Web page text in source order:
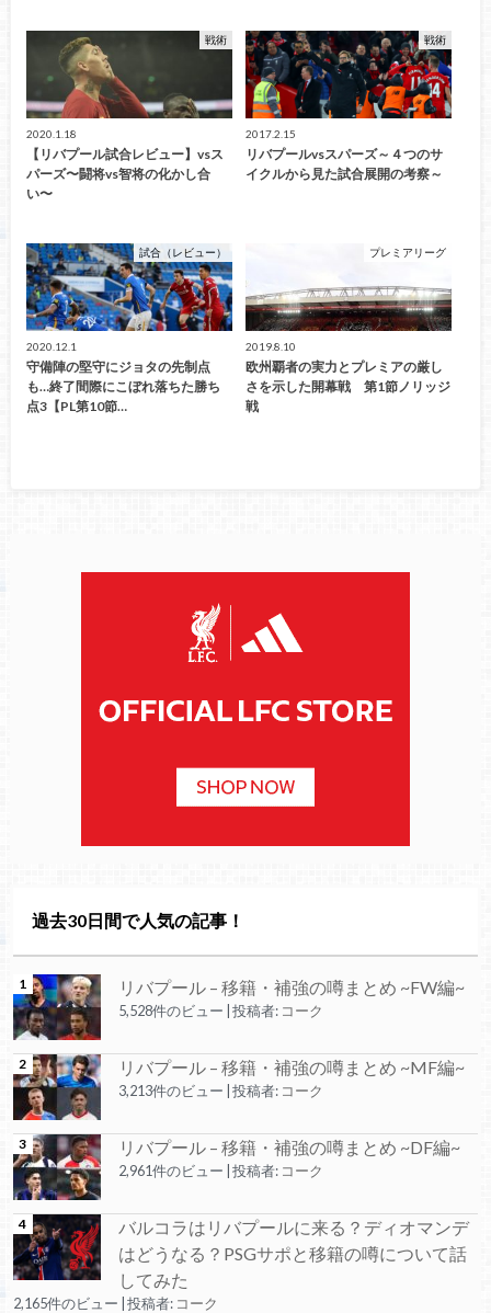
戦術
2020.1.18
【リバプール試合レビュー】vsス
パーズ〜闘将vs智将の化かし合
い〜
戦術
2017.2.15
リバプールvsスパーズ～４つのサ
イクルから見た試合展開の考察～
試合（レビュー）
2020.12.1
守備陣の堅守にジョタの先制点
も…終了間際にこぼれ落ちた勝ち
点3【PL第10節…
プレミアリーグ
2019.8.10
欧州覇者の実力とプレミアの厳し
さを示した開幕戦 第1節ノリッジ
戦
過去30日間で人気の記事！
リバプール – 移籍・補強の噂まとめ ~FW編~
5,528件のビュー 投稿者: コーク
リバプール – 移籍・補強の噂まとめ ~MF編~
3,213件のビュー 投稿者: コーク
リバプール – 移籍・補強の噂まとめ ~DF編~
2,961件のビュー 投稿者: コーク
バルコラはリバプールに来る？ディオマンデ
はどうなる？PSGサポと移籍の噂について話
してみた
2,165件のビュー 投稿者: コーク